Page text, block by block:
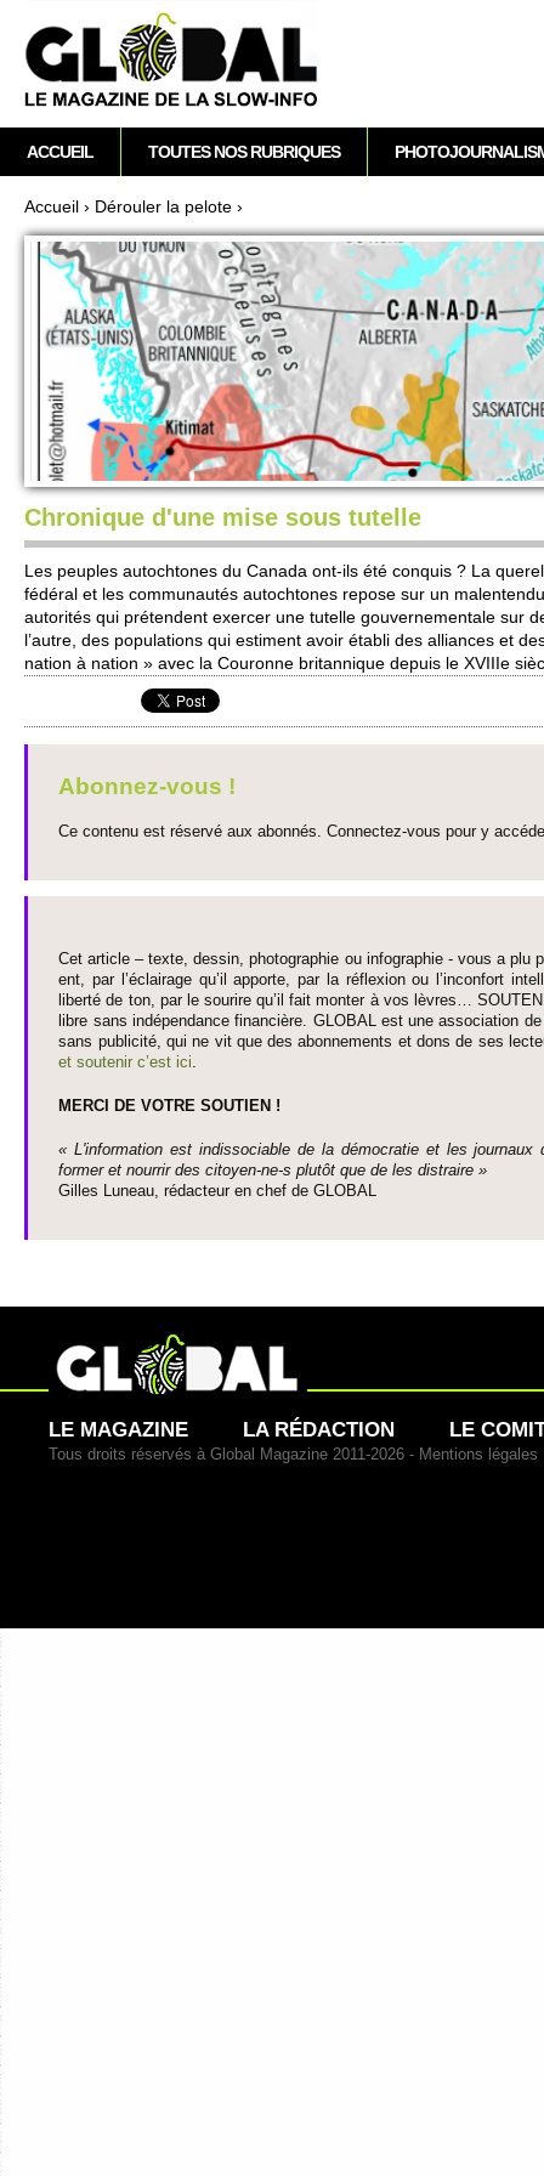
Vous êtes ici
Accueil › Déro­uler la pe­lote ›
Chronique d'une mise sous tutelle
Les pe­uples autochtones du Canada ont-ils été conquis ? La
fédéral et les co­mmunautés autochtones re­pose sur un
auto­rités qui prétendent exercer une tute­lle gouve­rne­mentale sur
l’autre, des po­pulati­ons qui estiment avoir établi des alliances et
nation à nation » avec la Couronne bri­tannique depuis le XVI­IIe
Abonnez-vous !
Ce contenu est réservé aux abonnés. Connectez-vous pour y
Cet article – texte, dessin, photographie ou infographie - vous a plu
ent, par l’éclairage qu’il appo­rte, par la réflexion ou l’inconfort
liberté de ton, par le so­urire qu’il fait monter à vos lèvres…
libre sans indépendance financière. GLOBAL est une asso­ci­ation
sans publi­cité, qui ne vit que des abonne­ments et dons de ses
et so­utenir c’est ici.
MERCI DE VOTRE SO­UTIEN !
« L'information est indisso­ci­able de la démo­cratie et les journaux
former et nourrir des ci­to­yen-ne-s plutôt que de les dis­traire »
Gi­lles Luneau, rédacteur en chef de GLOBAL
M
e
n
u
p
l
ACCUEIL TOUTES NOS RUBRIQUES
LE MAGAZINE LA RÉDACTION LE
Tous droits réservés à Global Magazine 2011-2026 - Mentions légales